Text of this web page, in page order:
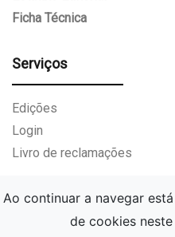
Ficha Técnica
Serviços
Edições
Login
Livro de reclamações
Gazeta Paços de Ferreira.
Ao continuar a navegar
de cookies neste